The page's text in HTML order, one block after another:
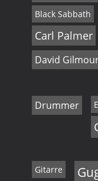
Black Sabbath
Carl Palmer
David
Drummer
Gitarre